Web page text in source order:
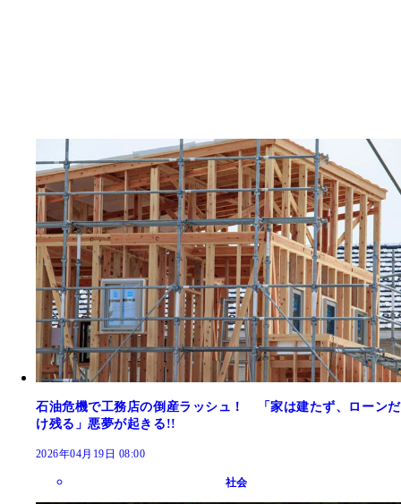
石油危機で工務店の倒産ラッシュ！ 「家は建たず、ローンだ
け残る」悪夢が起きる!!
2026年04月19日 08:00
社会